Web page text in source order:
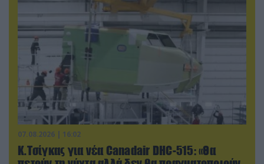
07.08.2026 | 16:02
Κ.Τσίγκας για νέα Canadair DHC-515: «Θα